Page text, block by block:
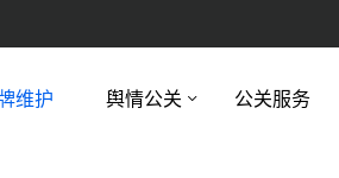
维护 舆情公关 公关服务